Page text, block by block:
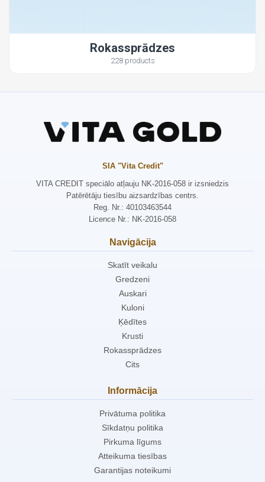
Rokassprādzes
228 products
SIA "Vita Credit"
VITA CREDIT speciālo atļauju NK-2016-058 ir izsniedzis
Patērētāju tiesību aizsardzības centrs.
Reg. Nr.: 40103463544
Licence Nr.: NK-2016-058
Navigācija
Skatīt veikalu
Gredzeni
Auskari
Kuloni
Ķēdītes
Krusti
Rokassprādzes
Cits
Informācija
Privātuma politika
Sīkdatņu politika
Pirkuma līgums
Atteikuma tiesības
Garantijas noteikumi